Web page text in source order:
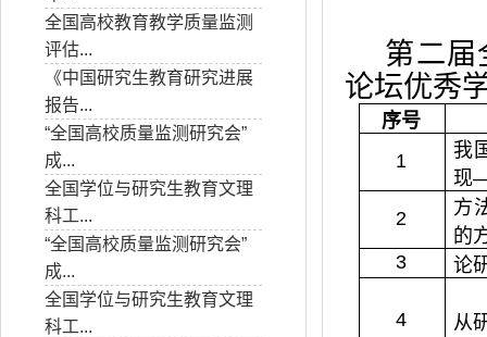
全国高校教育教学质量监测
评估...
《中国研究生教育研究进展
报告...
“全国高校质量监测研究会”
成...
全国学位与研究生教育文理
科工...
“全国高校质量监测研究会”
成...
全国学位与研究生教育文理
科工...
第二届
论坛优秀
序号
1
我
现
2
方
的
3
论
4 从